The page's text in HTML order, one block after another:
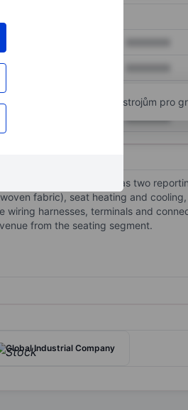
XXXXXXX
přístup k pokročilým nástrojům pro
The company has two
fabric), seat heating and
harnesses, terminals and
from the seating segment.
Global Industrial Company